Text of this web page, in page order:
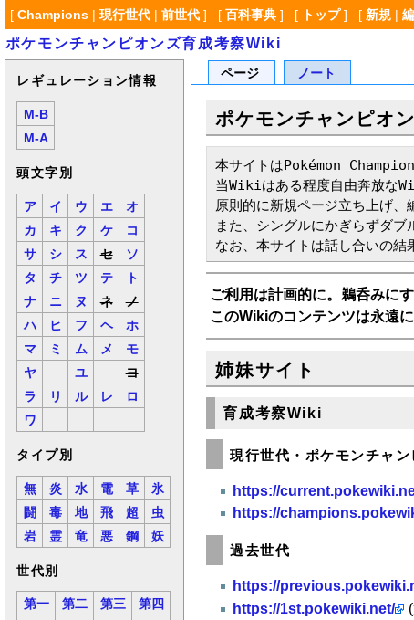
[ Champions| 現行世代| 前世代] [ 百科事典] [ トップ] [ 新規|
ポケモンチャンピオンズ育成考察Wiki
レギュレーション情報
M-B
M-A
頭文字別
ア イ ウ エ
オ
カ
キ ク ケ
コ
サ
シ ス セ
ソ
タ
チ ツ テ
ト
ナ
ニ ヌ ネ
ノ
ハ
ヒ フ ヘ
ホ
マ
ミ ム メ
モ
ヤ
ユ
ヨ
ラ
リ ル レ
ロ
ワ
タイプ別
無 炎 水 電 草
氷
闘
毒 地 飛 超
虫
岩
霊 竜 悪 鋼 妖
世代別
第一 第二 第三
第四
ページ ノート
ポケモンチャンピオ
本サイトはPokémon
当Wikiはある程度自由奔放な
原則的に新規ページ立ち上げ、
また、シングルにかぎらずダブ
なお、本サイトは話し合いの結
ご利用は計画的に。鵜呑みに
このWikiのコンテンツは永遠
姉妹サイト
育成考察Wiki
現行世代・ポケモンチャ
https://
https://
過去世代
https://
https://1st.pokewiki.net/